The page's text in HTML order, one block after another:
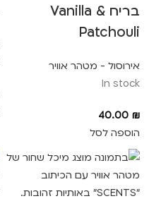
בריח Vanilla &
Patchouli
אירוסול - מטהר אוויר
In stock
40.00 ₪
הוספה לסל